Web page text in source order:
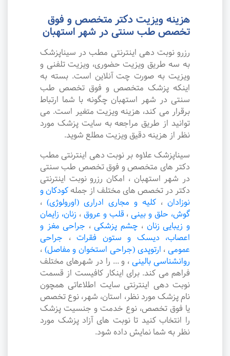
هزینه ویزیت دکتر متخصص و فوق
تخصص طب سنتی در شهر استهبان
رزرو نوبت دهی اینترنتی مطب در سیناپزشک
به سه طریق ویزیت حضوری، ویزیت تلفنی و
ویزیت به صورت چت آنلاین است. بسته به
اینکه پزشک متخصص و فوق تخصص طب
سنتی در شهر استهبان چگونه با شما ارتباط
برقرار می کند، هزینه ویزیت متغیر است. می
توانید از طریق مراجعه به سایت پزشک مورد
نظر از هزینه دقیق ویزیت مطلع شوید.
سیناپزشک علاوه بر نوبت دهی اینترنتی مطب
دکتر های متخصص و فوق تخصص طب سنتی
در شهر استهبان ، امکان رزرو نوبت اینترنتی
دکتر در تخصص های مختلف از جملهکودکان و
نوزادان ، کلیه و مجاری ادراری (اورولوژی) ،
گوش، حلق و بینی ، قلب و عروق ، زنان، زایمان
و زیبایی زنان ، چشم پزشکی ، جراحی مغز و
اعصاب، دیسک و ستون فقرات ، جراحی
عمومی ، ارتوپدی (جراحی استخوان و مفاصل) ،
روانشناسی بالینی ، و ... را در شهرهای مختلف
فراهم می کند. برای اینکار کافیست از قسمت
نوبت دهی اینترنتی سایت اطلاعاتی همچون
نام پزشک مورد نظر، استان، شهر، نوع تخصص
یا فوق تخصص، نوع خدمت و جنسیت پزشک
را انتخاب کنید تا نوبت های آزاد پزشک مورد
نظر به شما نمایش داده شود.